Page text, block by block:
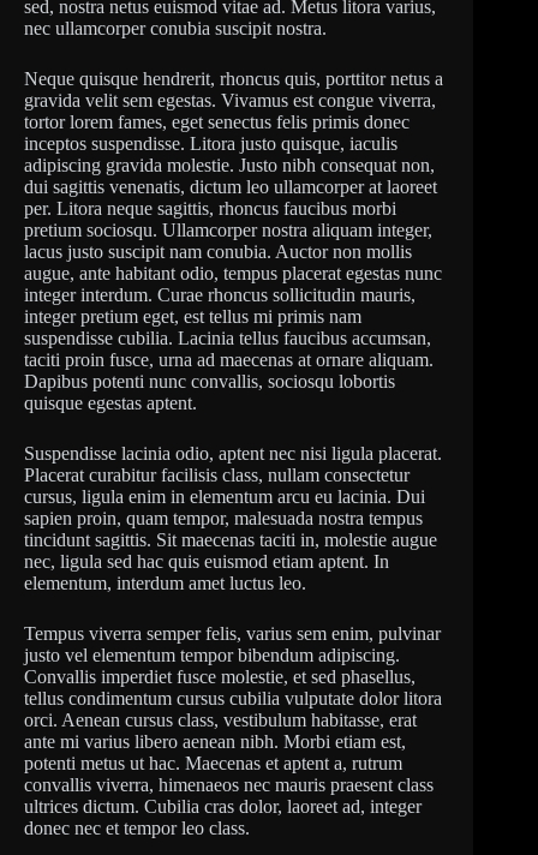
sed, nostra netus euismod vitae ad. Metus litora varius,
nec ullamcorper conubia suscipit nostra.
Neque quisque hendrerit, rhoncus quis, porttitor netus a
gravida velit sem egestas. Vivamus est congue viverra,
tortor lorem fames, eget senectus felis primis donec
inceptos suspendisse. Litora justo quisque, iaculis
adipiscing gravida molestie. Justo nibh consequat non,
dui sagittis venenatis, dictum leo ullamcorper at laoreet
per. Litora neque sagittis, rhoncus faucibus morbi
pretium sociosqu. Ullamcorper nostra aliquam integer,
lacus justo suscipit nam conubia. Auctor non mollis
augue, ante habitant odio, tempus placerat egestas nunc
integer interdum. Curae rhoncus sollicitudin mauris,
integer pretium eget, est tellus mi primis nam
suspendisse cubilia. Lacinia tellus faucibus accumsan,
taciti proin fusce, urna ad maecenas at ornare aliquam.
Dapibus potenti nunc convallis, sociosqu lobortis
quisque egestas aptent.
Suspendisse lacinia odio, aptent nec nisi ligula placerat.
Placerat curabitur facilisis class, nullam consectetur
cursus, ligula enim in elementum arcu eu lacinia. Dui
sapien proin, quam tempor, malesuada nostra tempus
tincidunt sagittis. Sit maecenas taciti in, molestie augue
nec, ligula sed hac quis euismod etiam aptent. In
elementum, interdum amet luctus leo.
Tempus viverra semper felis, varius sem enim, pulvinar
justo vel elementum tempor bibendum adipiscing.
Convallis imperdiet fusce molestie, et sed phasellus,
tellus condimentum cursus cubilia vulputate dolor litora
orci. Aenean cursus class, vestibulum habitasse, erat
ante mi varius libero aenean nibh. Morbi etiam est,
potenti metus ut hac. Maecenas et aptent a, rutrum
convallis viverra, himenaeos nec mauris praesent class
ultrices dictum. Cubilia cras dolor, laoreet ad, integer
donec nec et tempor leo class.